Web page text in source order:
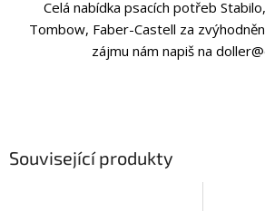
Související produkty
Celá nabídka psacích potřeb
Tombow, Faber-Castell za
zájmu nám napiš na